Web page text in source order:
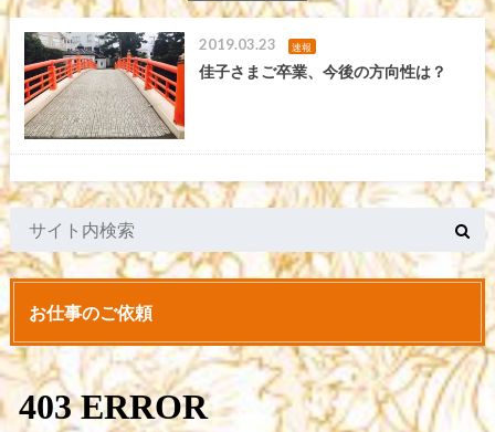
2019.03.23 速報
佳子さまご卒業、今後の方向性は？
お仕事のご依頼